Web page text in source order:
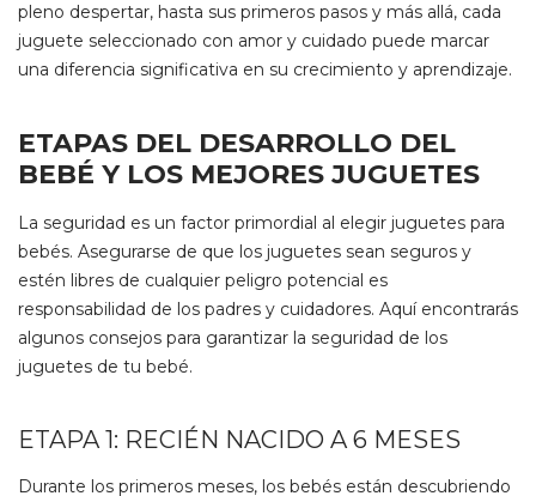
pleno despertar, hasta sus primeros pasos y más allá, cada
juguete seleccionado con amor y cuidado puede marcar
una diferencia significativa en su crecimiento y aprendizaje.
ETAPAS DEL DESARROLLO DEL
BEBÉ Y LOS MEJORES JUGUETES
La seguridad es un factor primordial al elegir juguetes para
bebés. Asegurarse de que los juguetes sean seguros y
estén libres de cualquier peligro potencial es
responsabilidad de los padres y cuidadores. Aquí encontrarás
algunos consejos para garantizar la seguridad de los
juguetes de tu bebé.
ETAPA 1: RECIÉN NACIDO A 6 MESES
Durante los primeros meses, los bebés están descubriendo